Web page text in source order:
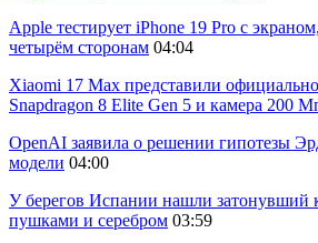
Apple тестирует iPhone 19 Pro с
четырём сторонам 04:04
Xiaomi 17 Max представили
Snapdragon 8 Elite Gen 5 и камера 200
OpenAI заявила о решении гипотезы
модели 04:00
У берегов Испании нашли затонувший
пушками и серебром 03:59